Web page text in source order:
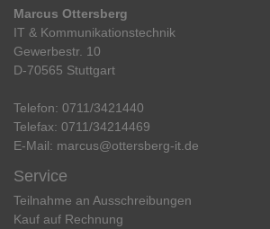
Marcus Ottersberg
IT & Kommunikationstechnik
Gewerbestr. 10
D-70565 Stuttgart
Telefon: 0711/3421440
Telefax: 0711/34214469
E-Mail: marcus@ottersberg-it.de
Service
Teilnahme an Ausschreibungen
Kauf auf Rechnung